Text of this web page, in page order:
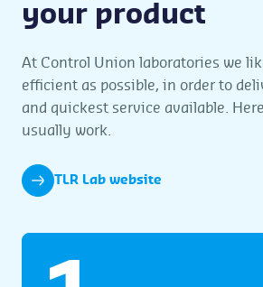
your product
At Control Union laboratories we
efficient as possible, in order to
and quickest service available.
usually work.
TLR Lab website